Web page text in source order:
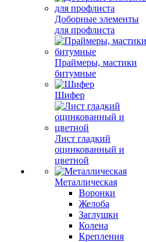
Доборные элементы
для профлиста
Праймеры, мастики
битумные
Шифер
Лист гладкий
оцинкованный и
цветной
Металлическая
Воронки
Желоба
Заглушки
Колена
Крепления